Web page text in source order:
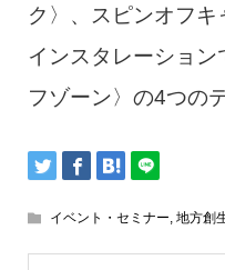
ク〉、スピンオフ
インスタレーショ
フゾーン〉の4つの
イベント・セミナー, 地方創